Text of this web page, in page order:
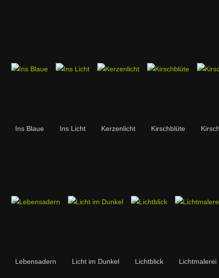
Ins Blaue Ins Licht Kerzenlicht Kirschblüte
Lebensadern Licht im Dunkel Lichtblick Lichtmalerei